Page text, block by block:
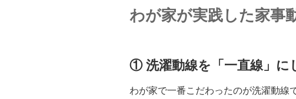
わが家が実践した家事
① 洗濯動線を「一直線」に
わが家で一番こだわったのが洗濯動線